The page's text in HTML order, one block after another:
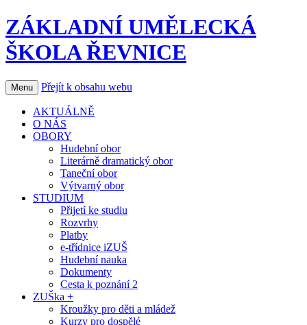
ZÁKLADNÍ UMĚLECKÁ
ŠKOLA ŘEVNICE
Menu Přejít k obsahu webu
AKTUÁLNĚ
O NÁS
OBORY
Hudební obor
Literárně dramatický obor
Taneční obor
Výtvarný obor
STUDIUM
Přijetí ke studiu
Rozvrhy
Platby
e-třídnice iZUŠ
Hudební nauka
Dokumenty
Cesta k poznání 2
ZUŠka +
Kroužky pro děti a mládež
Kurzy pro dospělé